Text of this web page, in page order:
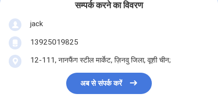
सम्पर्क करने का विवरण
jack
13925019825
12-111, नानफैंग स्टील मार्केट, ज़िनवु जिला, वूशी चीन;
अब से संपर्क करें